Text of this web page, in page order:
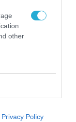
other
Privacy Policy